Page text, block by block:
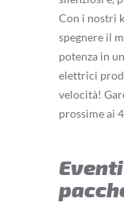
Con i nostri
spegnere il
potenza in
elettrici
velocità!
prossime ai